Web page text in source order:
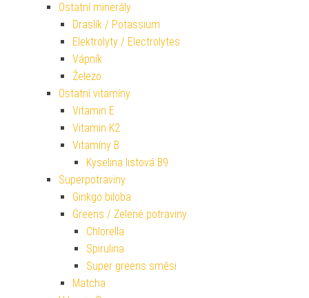
Ostatní minerály
Draslík / Potassium
Elektrolyty / Electrolytes
Vápník
Železo
Ostatní vitamíny
Vitamin E
Vitamin K2
Vitamíny B
Kyselina listová B9
Superpotraviny
Ginkgo biloba
Greens / Zelené potraviny
Chlorella
Spirulina
Super greens směsi
Matcha